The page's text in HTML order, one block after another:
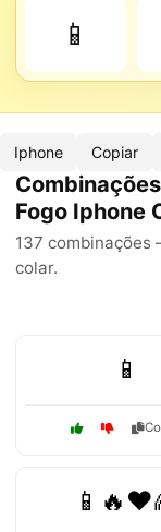
📱
Iphone Copiar
Fogo Iphone
137 combinações
colar.
📱